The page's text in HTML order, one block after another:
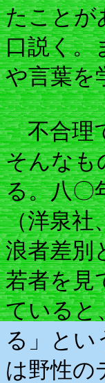
たことが
口説く。
や言葉を
不合理で
そんなも
る。八〇
（洋泉社
浪者差別
若者を見
ていると
る」とい
は野性の